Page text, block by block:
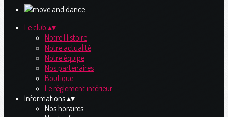
Le club ▴▾
Notre Histoire
Notre actualité
Notre équipe
Nos partenaires
Boutique
Le règlement intérieur
Informations▴▾
Nos horaires